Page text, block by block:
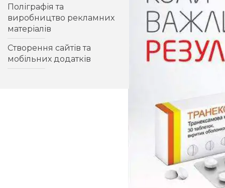
Дизайн папки
Дизайн листівки
Дизайн календарів
Поліграфія та
виробництво рекламних
матеріалів
Створення сайтів та
мобільних додатків